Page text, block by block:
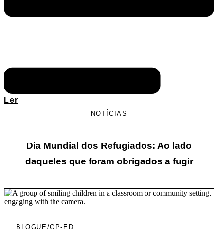
Ler
NOTÍCIAS
Dia Mundial dos Refugiados: Ao lado
daqueles que foram obrigados a fugir
BLOGUE/OP-ED